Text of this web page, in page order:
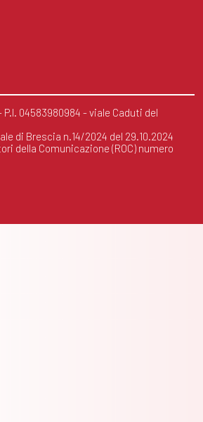
04583980984 - viale Caduti del
di Brescia n.14/2024 del 29.10.2024
della Comunicazione (ROC) numero